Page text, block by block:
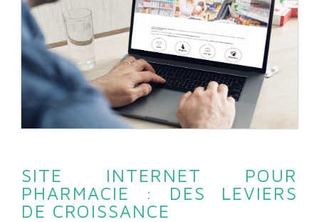
SITE INTERNET POUR
PHARMACIE : DES LEVIERS
DE CROISSANCE